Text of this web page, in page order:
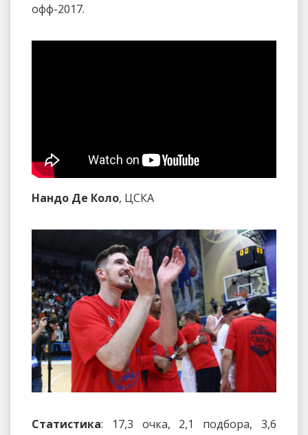
офф-2017.
Нандо Де Коло, ЦСКА
Статистика: 17,3 очка, 2,1 подбора, 3,6